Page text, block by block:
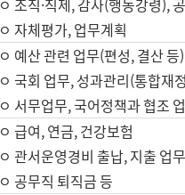
ㅇ 조직·직제, 감사(행동강령),
ㅇ 자체평가, 업무계획
ㅇ 예산 관련 업무(편성, 결산 등)
ㅇ 국회 업무, 성과관리(통합재
ㅇ 서무업무, 국어정책과 협조
ㅇ 급여, 연금, 건강보험
ㅇ 관서운영경비 출납, 지출 업
ㅇ 공무직 퇴직금 등